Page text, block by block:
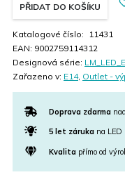
PŘIDAT DO KOŠÍKU
Katalogové číslo:
11431
EAN: 9002759114312
Designová série:
Zařazeno v: E14, Outlet -
Doprava zdarma
5 let zárukana LED
Kvalitapřímo od